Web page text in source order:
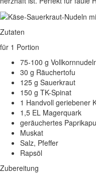
Zutaten
für 1 Portion
75-100 g
30 g Räuchertofu
125 g Sauerkraut
150 g TK-Spinat
1 Handvoll geriebener
1,5 EL Magerquark
geräuchertes
Muskat
Salz, Pfeffer
Rapsöl
Zubereitung